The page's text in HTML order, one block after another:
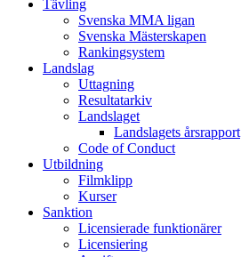
Tävling
Svenska MMA ligan
Svenska Mästerskapen
Rankingsystem
Landslag
Uttagning
Resultatarkiv
Landslaget
Landslagets årsrapport
Code of Conduct
Utbildning
Filmklipp
Kurser
Sanktion
Licensierade funktionärer
Licensiering